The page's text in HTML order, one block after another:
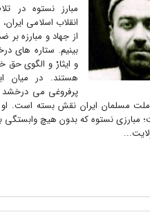
مبارز نستوه در
انقلاب اسلامی
از جهاد و مبارزه بر
بینیم. ستاره های
و ایثارْ و الگوی حق
هستند. در میان این
پرفروغی می درخشد که
مسلمان ایران نقش بسته است. او
مبارزی نستوه که بدون هیچ وابستگی